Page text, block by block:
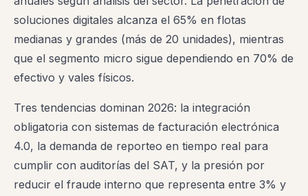
soluciones digitales alcanza el 65% en flotas
medianas y grandes (más de 20 unidades), mientras
que el segmento micro sigue dependiendo en 70% de
efectivo y vales físicos.
Tres tendencias dominan 2026: la integración
obligatoria con sistemas de facturación electrónica
4.0, la demanda de reporteo en tiempo real para
cumplir con auditorías del SAT, y la presión por
reducir el fraude interno que representa entre 3% y